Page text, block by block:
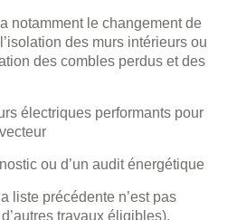
notamment le changement de
des murs intérieurs ou
des combles perdus et des
électriques performants pour
ou d’un audit énergétique
liste précédente n’est pas
travaux éligibles).